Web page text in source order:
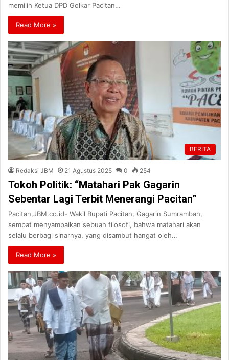
memilih Ketua DPD Golkar Pacitan…
Read More »
BERITA
Redaksi JBM 21 Agustus 2025 0 254
Tokoh Politik: “Matahari Pak Gagarin
Sebentar Lagi Terbit Menerangi Pacitan”
Pacitan,JBM.co.id- Wakil Bupati Pacitan, Gagarin Sumrambah,
sempat menyampaikan sebuah filosofi, bahwa matahari akan
selalu berbagi sinarnya, yang disambut hangat oleh…
Read More »